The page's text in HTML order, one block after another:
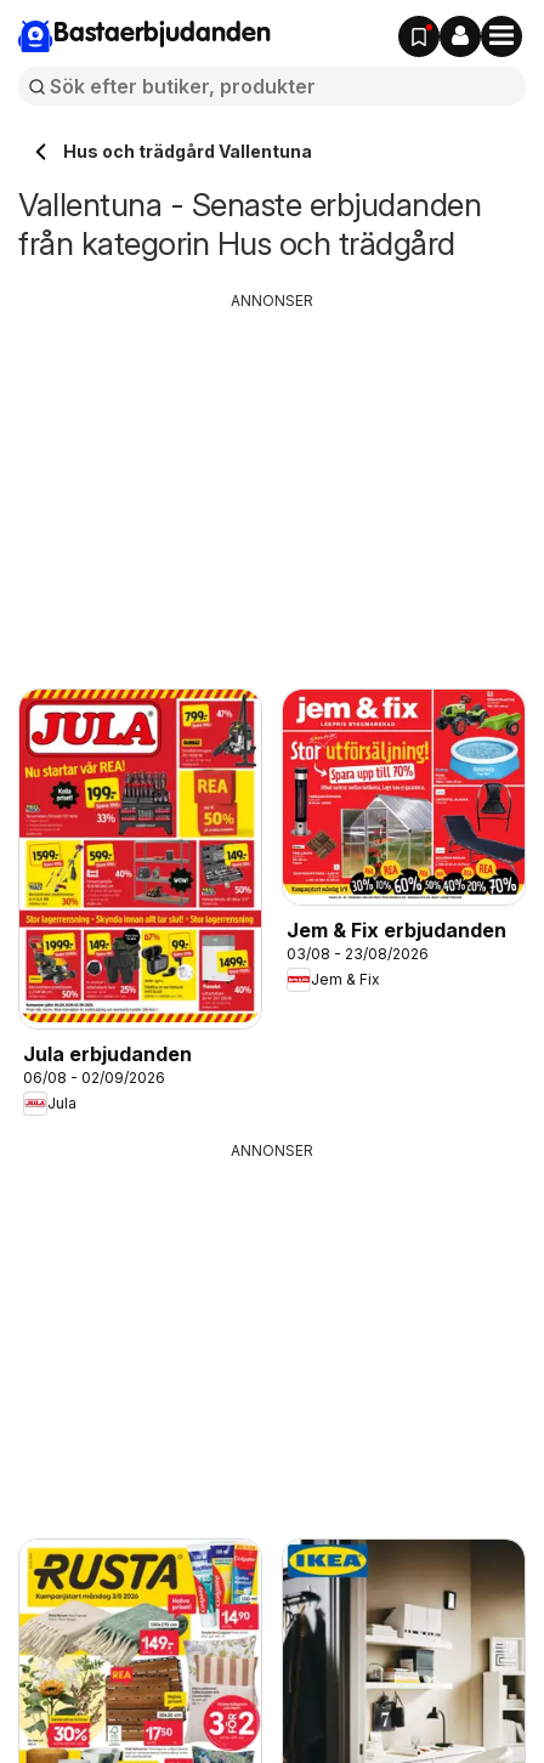
Bastaerbjudanden
Hus och trädgård Vallentuna
Vallentuna - Senaste erbjudanden
från kategorin Hus och trädgård
Jula erbjudanden
06/08 - 02/09/2026
Jula
Jem & Fix erbjudanden
03/08 - 23/08/2026
Jem & Fix
ANNONSER
ANNONSER